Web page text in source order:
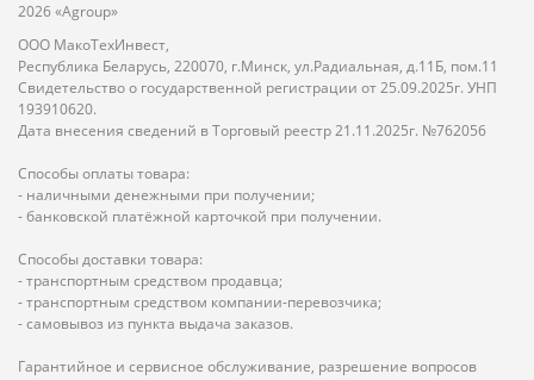
2026 «Agroup»
ООО МакоТехИнвест,
Республика Беларусь, 220070, г.Минск, ул.Радиальная, д.11Б, пом.11
Свидетельство о государственной регистрации от 25.09.2025г. УНП
193910620.
Дата внесения сведений в Торговый реестр 21.11.2025г. №762056
Способы оплаты товара:
- наличными денежными при получении;
- банковской платёжной карточкой при получении.
Способы доставки товара:
- транспортным средством продавца;
- транспортным средством компании-перевозчика;
- самовывоз из пункта выдача заказов.
Гарантийное и сервисное обслуживание, разрешение вопросов